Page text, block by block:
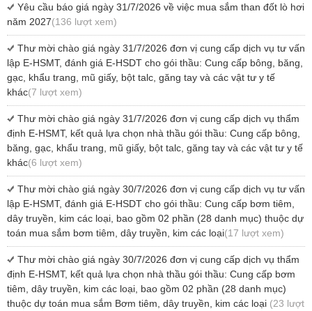
Yêu cầu báo giá ngày 31/7/2026 về việc mua sắm than đốt lò hơi
năm 2027(136 lượt xem)
Thư mời chào giá ngày 31/7/2026 đơn vị cung cấp dịch vụ tư vấn
lập E-HSMT, đánh giá E-HSDT cho gói thầu: Cung cấp bông, băng,
gạc, khẩu trang, mũ giấy, bột talc, găng tay và các vật tư y tế
khác(7 lượt xem)
Thư mời chào giá ngày 31/7/2026 đơn vị cung cấp dịch vụ thẩm
định E-HSMT, kết quả lựa chọn nhà thầu gói thầu: Cung cấp bông,
băng, gạc, khẩu trang, mũ giấy, bột talc, găng tay và các vật tư y tế
khác(6 lượt xem)
Thư mời chào giá ngày 30/7/2026 đơn vị cung cấp dịch vụ tư vấn
lập E-HSMT, đánh giá E-HSDT cho gói thầu: Cung cấp bơm tiêm,
dây truyền, kim các loại, bao gồm 02 phần (28 danh mục) thuộc dự
toán mua sắm bơm tiêm, dây truyền, kim các loại(17 lượt xem)
Thư mời chào giá ngày 30/7/2026 đơn vị cung cấp dịch vụ thẩm
định E-HSMT, kết quả lựa chọn nhà thầu gói thầu: Cung cấp bơm
tiêm, dây truyền, kim các loại, bao gồm 02 phần (28 danh mục)
thuộc dự toán mua sắm Bơm tiêm, dây truyền, kim các loại (23 lượt